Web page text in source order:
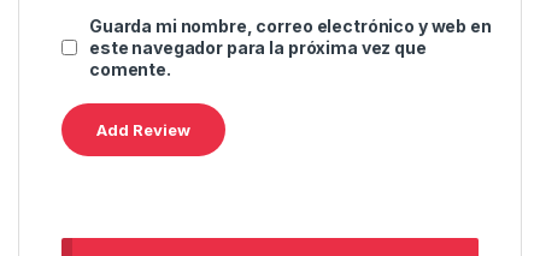
Guarda mi nombre, correo electrónico y web en
este navegador para la próxima vez que
comente.